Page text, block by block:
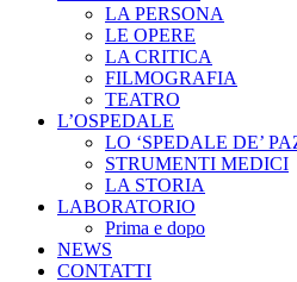
LA PERSONA
LE OPERE
LA CRITICA
FILMOGRAFIA
TEATRO
L’OSPEDALE
LO ‘SPEDALE DE’
STRUMENTI MEDICI
LA STORIA
LABORATORIO
Prima e dopo
NEWS
CONTATTI